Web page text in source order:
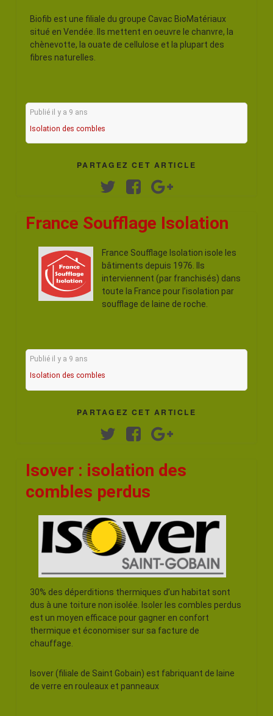
Biofib est une filiale du groupe Cavac BioMatériaux
situé en Vendée. Ils mettent en oeuvre le chanvre, la
chènevotte, la ouate de cellulose et la plupart des
fibres naturelles.
Publié il y a 9 ans
Isolation des combles
PARTAGEZ CET ARTICLE
Twitter Facebook
France Soufflage Isolation
France Soufflage Isolation isole les
bâtiments depuis 1976. Ils
interviennent (par franchisés) dans
toute la France pour l’isolation par
soufflage de laine de roche.
Publié il y a 9 ans
Isolation des combles
PARTAGEZ CET ARTICLE
Twitter Facebook
Isover : isolation des
combles perdus
30% des déperditions thermiques d’un habitat sont
dus à une toiture non isolée. Isoler les combles perdus
est un moyen efficace pour gagner en confort
thermique et économiser sur sa facture de
chauffage.
Isover (filiale de Saint Gobain) est fabriquant de laine
de verre en rouleaux et panneaux